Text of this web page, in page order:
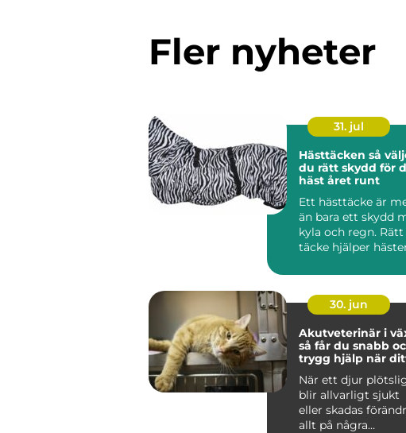
Fler nyheter
31. jul
Hästtäcken så väljer
du rätt skydd för
häst året runt
Ett hästtäcke är
än bara ett skydd
kyla och regn. Rätt
täcke hjälper
30. jun
Akutveterinär i
så får du snabb
trygg hjälp när
När ett djur
blir allvarligt sjukt
eller skadas
allt på några